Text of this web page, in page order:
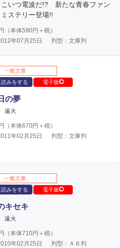
こいつ電波だ!? 新たな青春ファン
ステリー登場!!
円（本体590円＋税）
年07月25日
判型：文庫判
一般文庫
みをする
電子版
の夢
遠火
円（本体670円＋税）
年02月25日
判型：文庫判
一般文庫
みをする
電子版
キセキ
遠火
円（本体710円＋税）
年02月25日
判型：Ａ６判